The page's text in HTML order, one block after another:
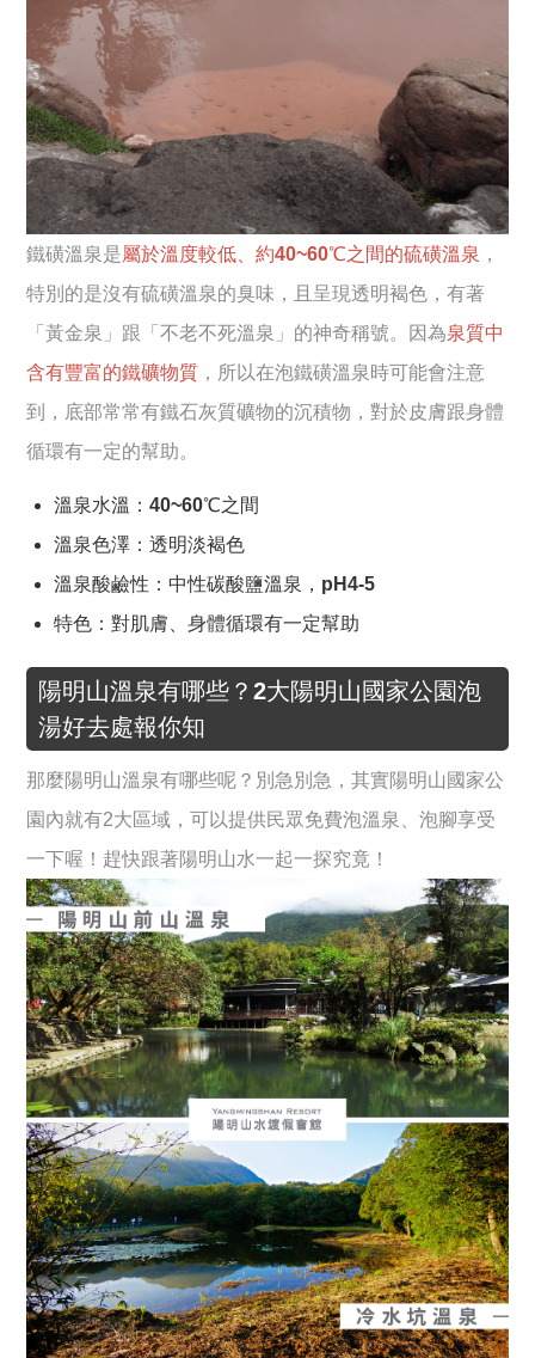
鐵磺溫泉是屬於溫度較低、約40~60℃之間的硫磺溫泉 ，
特別的是沒有硫磺溫泉的臭味，且呈現透明褐色，有著
「黃金泉」跟「不老不死溫泉」的神奇稱號。因為泉質中
含有豐富的鐵礦物質 ，所以在泡鐵磺溫泉時可能會注意
到，底部常常有鐵石灰質礦物的沉積物，對於皮膚跟身體
循環有一定的幫助。
溫泉水溫：40~60℃之間
溫泉色澤：透明淡褐色
溫泉酸鹼性：中性碳酸鹽溫泉，pH4-5
特色：對肌膚、身體循環有一定幫助
陽明山溫泉有哪些？2大陽明山國家公園泡
湯好去處報你知
那麼陽明山溫泉有哪些呢？別急別急，其實陽明山國家公
園內就有2大區域，可以提供民眾免費泡溫泉、泡腳享受
一下喔！趕快跟著陽明山水一起一探究竟！